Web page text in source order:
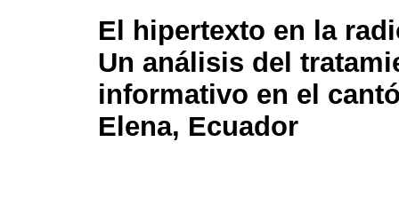
El hipertexto en la
Un análisis del
informativo en el
Elena, Ecuador